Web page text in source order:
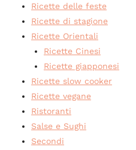
Ricette delle feste
Ricette di stagione
Ricette Orientali
Ricette Cinesi
Ricette giapponesi
Ricette slow cooker
Ricette vegane
Ristoranti
Salse e Sughi
Secondi